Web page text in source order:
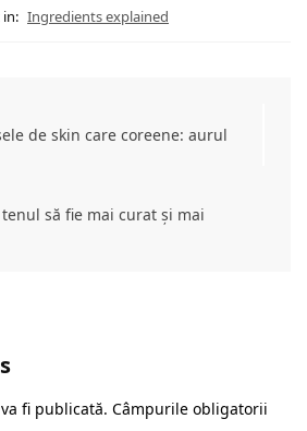
in: Ingredients explained
de skin care coreene: aurul
să fie mai curat și mai
fi publicată. Câmpurile obligatorii